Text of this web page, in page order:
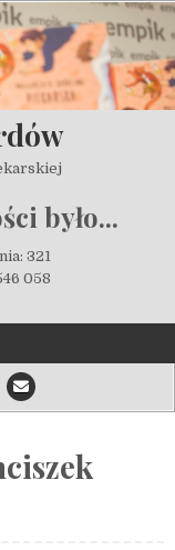
było...
321
058